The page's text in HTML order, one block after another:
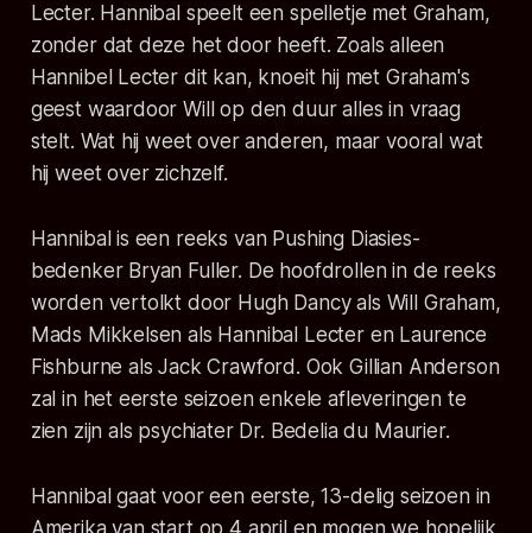
Lecter. Hannibal speelt een spelletje met Graham,
zonder dat deze het door heeft. Zoals alleen
Hannibel Lecter dit kan, knoeit hij met Graham's
geest waardoor Will op den duur alles in vraag
stelt. Wat hij weet over anderen, maar vooral wat
hij weet over zichzelf.
Hannibal is een reeks van Pushing Diasies-
bedenker Bryan Fuller. De hoofdrollen in de reeks
worden vertolkt door Hugh Dancy als Will Graham,
Mads Mikkelsen als Hannibal Lecter en Laurence
Fishburne als Jack Crawford. Ook Gillian Anderson
zal in het eerste seizoen enkele afleveringen te
zien zijn als psychiater Dr. Bedelia du Maurier.
Hannibal gaat voor een eerste, 13-delig seizoen in